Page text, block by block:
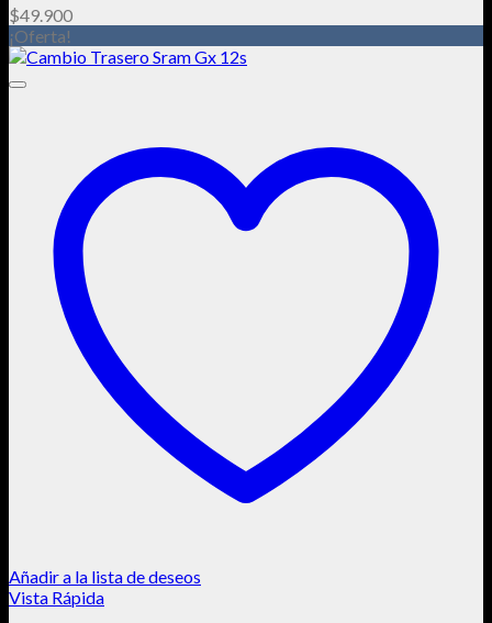
$49.900
¡Oferta!
Añadir a la lista de deseos
Vista Rápida